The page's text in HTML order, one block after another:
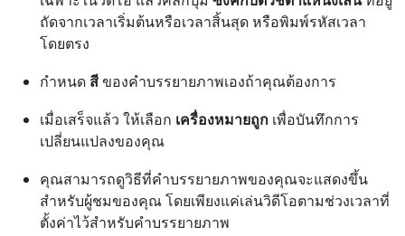
ถัดจากเวลาเริ่มต้นหรือเวลาสิ้นสุด หรือพิมพ์รหัสเวลา
โดยตรง
กําหนด สีของคําบรรยายภาพเองถ้าคุณต้องการ
เมื่อเสร็จแล้ว ให้เลือก เครื่องหมายถูก เพื่อบันทึกการ
เปลี่ยนแปลงของคุณ
คุณสามารถดูวิธีที่คําบรรยายภาพของคุณจะแสดงขึ้น
สําหรับผู้ชมของคุณ โดยเพียงแค่เล่นวิดีโอตามช่วงเวลาที่
ตั้งค่าไว้สําหรับคําบรรยายภาพ